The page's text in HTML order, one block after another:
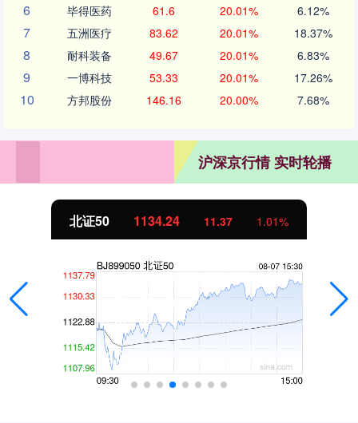
6 毕得医药 61.6 20.01% 6.12%
7 五洲医疗 83.62 20.01% 18.37%
8 耐科装备 49.67 20.01% 6.83%
9 一博科技 53.33 20.01% 17.26%
10 方邦股份 146.16 20.00% 7.68%
沪深京行情 实时轮播
北证50 1134.24 11.37 1.01%